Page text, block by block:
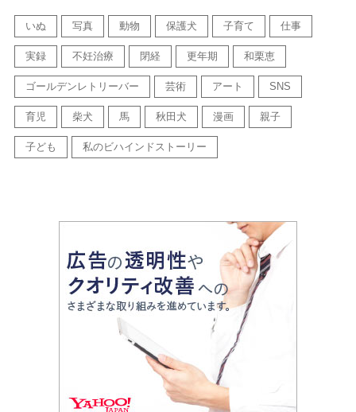
いぬ 写真 動物 保護犬 子育て 仕事
実録 不妊治療 閉経 更年期 和栗恵
ゴールデンレトリーバー 芸術 アート SNS
育児 柴犬 馬 秋田犬 漫画 親子
子ども 私のビハインドストーリー